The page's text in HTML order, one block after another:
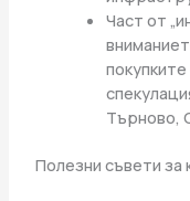
Част от
Търново,
Полезни съвети за